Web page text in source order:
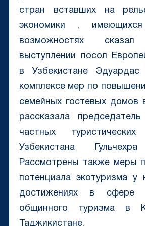
стран вставших на
экономики ,
возможностях
выступлении посол
в Узбекистане
комплексе мер по
семейных гостевых домов
рассказала
частных туристических
Узбекистана
Рассмотрены также меры
потенциала экотуризма у
достижениях в сфере
общинного туризма в
Таджикистане.